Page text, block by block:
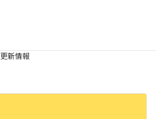
更新情報